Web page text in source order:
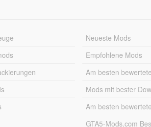
Neueste Mods
Empfohlene Mods
Am besten
Mods mit bester
Am besten bewertete
GTA5-Mods.com